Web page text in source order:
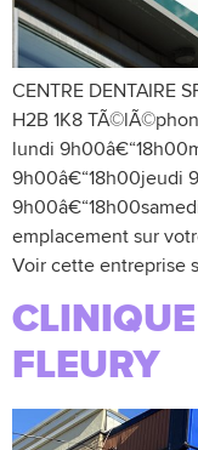
CENTRE DENTAIRE
H2B 1K8
lundi
9h00â€“18h00jeudi
emplacement sur
Voir cette entreprise
FLEURY